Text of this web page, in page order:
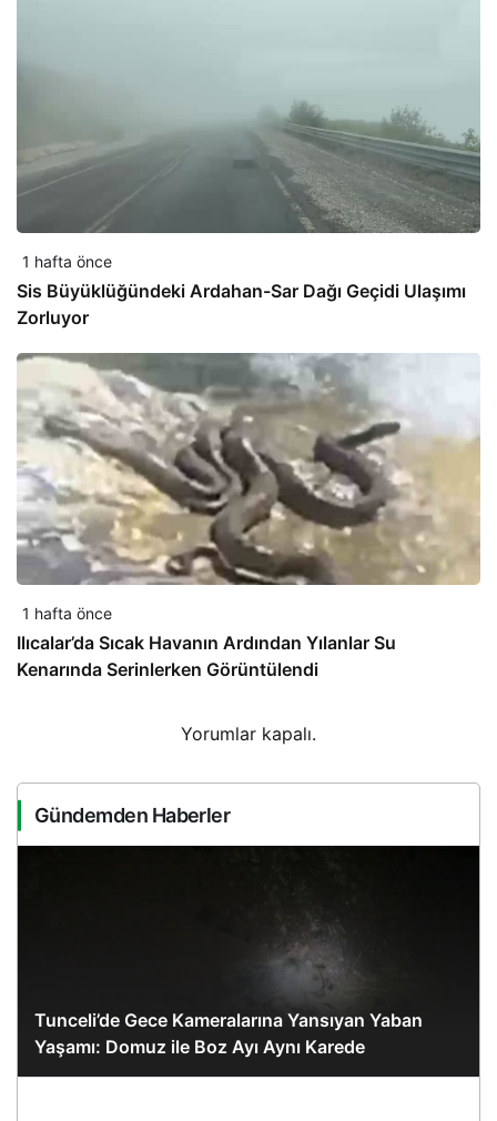
1 hafta önce
Sis Büyüklüğündeki Ardahan-Sar Dağı Geçidi Ulaşımı
Zorluyor
1 hafta önce
Ilıcalar’da Sıcak Havanın Ardından Yılanlar Su
Kenarında Serinlerken Görüntülendi
Yorumlar kapalı.
Gündemden Haberler
Tunceli’de Gece Kameralarına Yansıyan Yaban
Yaşamı: Domuz ile Boz Ayı Aynı Karede